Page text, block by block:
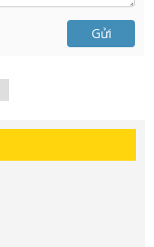
Gửi